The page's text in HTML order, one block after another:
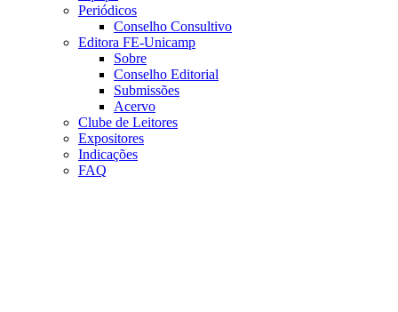
Periódicos
Conselho Consultivo
Editora FE-Unicamp
Sobre
Conselho Editorial
Submissões
Acervo
Clube de Leitores
Expositores
Indicações
FAQ